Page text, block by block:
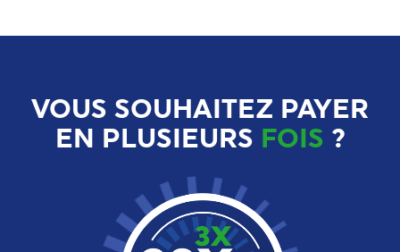
VOUS SOUHAITEZ PAYER
EN PLUSIEURS FOIS ?